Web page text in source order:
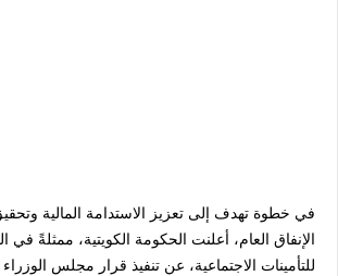
في خطوة تهدف إلى تعزيز الاستدامة المالية
الإنفاق العام، أعلنت الحكومة الكويتية، ممثلةً في
للتأمينات الاجتماعية، عن تنفيذ قرار مجلس